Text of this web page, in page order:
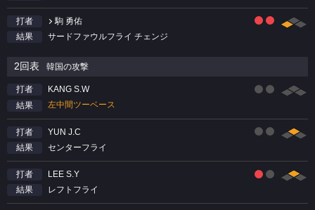
打者
駒 勇佑
結果
サードファウルフライ チェンジ
2回表 韓国の攻撃
打者
KANG S.W
結果
左中間ツーベース
打者
YUN J.C
結果
センターフライ
打者
LEE S.Y
結果
レフトフライ